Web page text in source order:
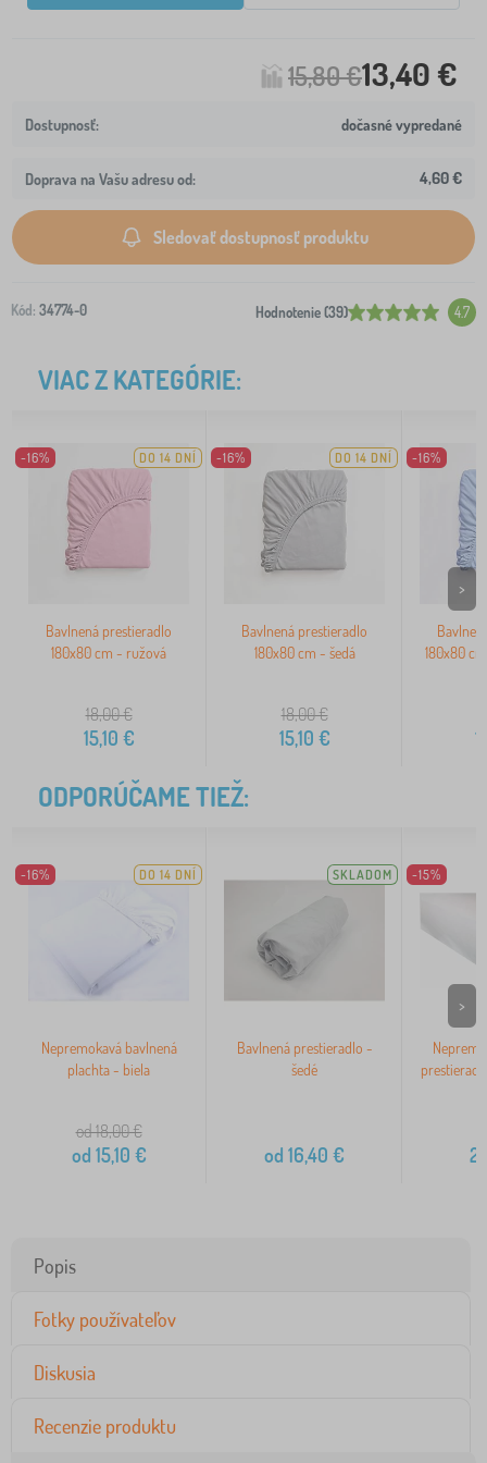
15,80 €13,40 €
dočasné vypredané
Doprava na Vašu adresu od: 4,60 €
Sledovať dostupnosť produktu
Kód: 34774-0 Hodnotenie (39) 4.7
VIAC Z KATEGÓRIE:
-16% DO 14 DNÍ
Bavlnená prestieradlo
180x80 cm - ružová
18,00€
15,10 €
-16% DO 14 DNÍ
Bavlnená prestieradlo
180x80 cm - šedá
18,00€
15,10 €
-16%
180x80
>
ODPORÚČAME TIEŽ:
-16% DO 14 DNÍ
Nepremokavá bavlnená
plachta - biela
od 18,00€
od 15,10 €
SKLADOM
Bavlnená prestieradlo -
šedé
od 16,40 €
-15%
>
Popis
Fotky používateľov
Diskusia
Recenzie produktu